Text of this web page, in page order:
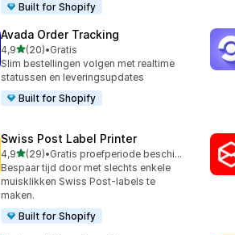
Built for Shopify
Avada Order Tracking
4,9van 5 sterren
(20)
20 recensies in totaal
•Gratis
Slim bestellingen volgen met realtime
statussen en leveringsupdates
Built for Shopify
Swiss Post Label Printer
4,9van 5 sterren
(29)
29 recensies in totaal
•
Gratis proefperiode beschikbaar
Bespaar tijd door met slechts enkele
muisklikken Swiss Post-labels te
maken.
Built for Shopify